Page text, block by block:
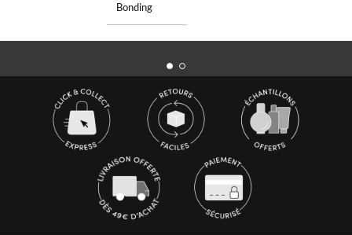
Bonding